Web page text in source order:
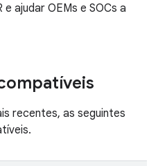
ajudar OEMs e SOCs a
recentes, as seguintes